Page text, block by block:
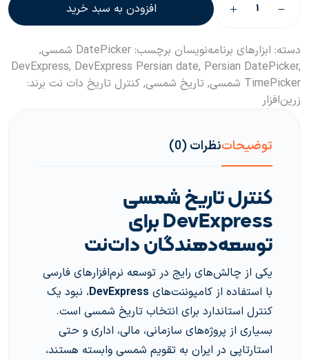
افزودن به سبد خرید
دسته: ابزارهای برنامه‌نویسان برچسب: DatePicker شمسی
,
DevExpress, DevExpress Persian date, Persian DatePicker,
TimePicker شمسی
, تاریخ شمسی, کنترل تاریخ دات نت برند:
زرین‌افزار
توضیحاتنظرات (0)
کنترل تاریخ شمسی
DevExpress برای
توسعه‌دهندگان دات‌نت
یکی از چالش‌های رایج در توسعه نرم‌افزارهای فارسی
با استفاده از کامپوننت‌های DevExpress، نبود یک
کنترل استاندارد برای انتخاب تاریخ شمسی است.
بسیاری از پروژه‌های سازمانی، مالی، اداری و حتی
استارتاپی در ایران به تقویم شمسی وابسته هستند،